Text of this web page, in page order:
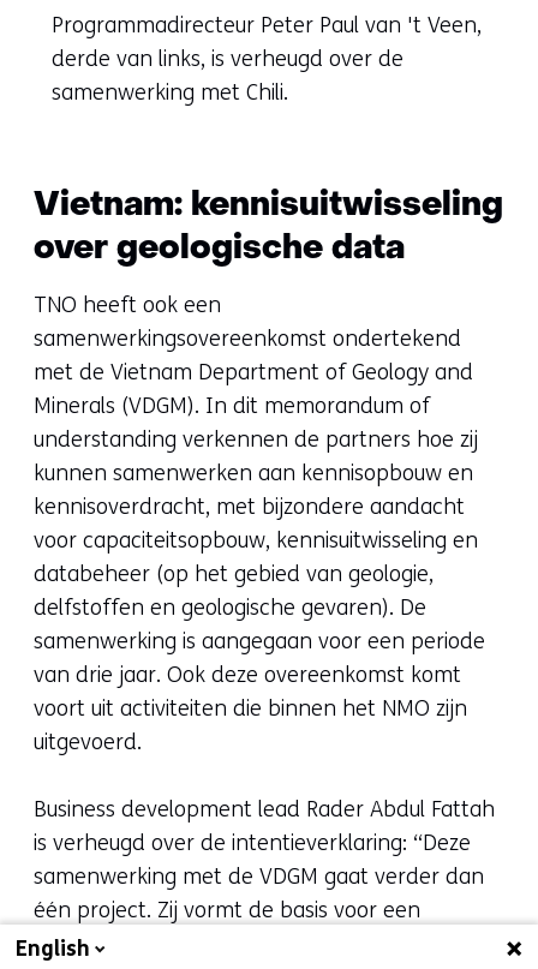
Programmadirecteur Peter Paul van 't Veen,
derde van links, is verheugd over de
samenwerking met Chili.
Vietnam: kennisuitwisseling
over geologische data
TNO heeft ook een
samenwerkingsovereenkomst ondertekend
met de Vietnam Department of Geology and
Minerals (VDGM). In dit memorandum of
understanding verkennen de partners hoe zij
kunnen samenwerken aan kennisopbouw en
kennisoverdracht, met bijzondere aandacht
voor capaciteitsopbouw, kennisuitwisseling en
databeheer (op het gebied van geologie,
delfstoffen en geologische gevaren). De
samenwerking is aangegaan voor een periode
van drie jaar. Ook deze overeenkomst komt
voort uit activiteiten die binnen het NMO zijn
uitgevoerd.
Business development lead Rader Abdul Fattah
is verheugd over de intentieverklaring: “Deze
samenwerking met de VDGM gaat verder dan
één project. Zij vormt de basis voor een
langdurig kennispartnerschap tussen
English